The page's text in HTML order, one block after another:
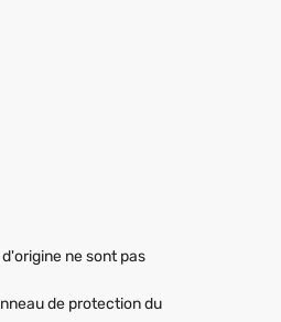
ne sont pas
de protection du